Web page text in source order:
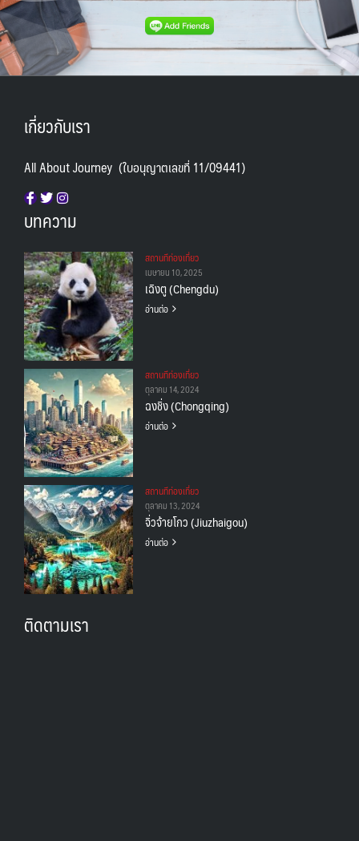
เกี่ยวกับเรา
All About Journey (ใบอนุญาตเลขที่ 11/09441)
บทความ
สถานทีท่องเที่ยว
เมษายน 10, 2025
เฉิงตู (Chengdu)
อ่านต่อ
สถานทีท่องเที่ยว
ตุลาคม 14, 2024
ฉงชิ่ง (Chongqing)
อ่านต่อ
สถานทีท่องเที่ยว
ตุลาคม 13, 2024
จิ่วจ้ายโกว (Jiuzhaigou)
อ่านต่อ
ติดตามเรา